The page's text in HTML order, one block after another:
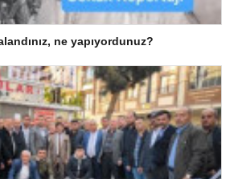
ne yapıyordunuz?